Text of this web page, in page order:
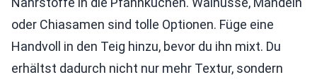
oder Chiasamen sind tolle Optionen. Füge eine
Handvoll in den Teig hinzu, bevor du ihn mixt. Du
erhältst dadurch nicht nur mehr Textur, sondern